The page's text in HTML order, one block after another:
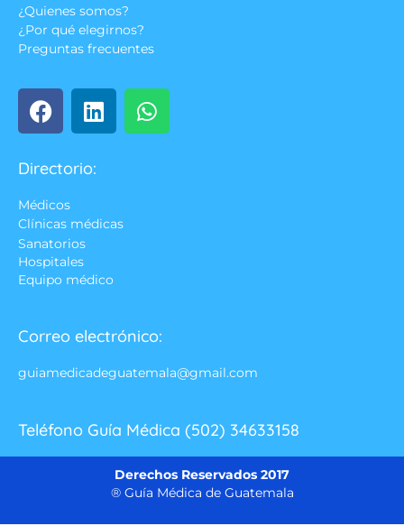
¿Quienes somos?
¿Por qué elegirnos?
Preguntas frecuentes
Directorio:
Médicos
Clínicas médicas
Sanatorios
Hospitales
Equipo médico
Correo electrónico:
guiamedicadeguatemala@gmail.com
Teléfono Guía Médica (502) 34633158
Derechos Reservados 2017
® Guía Médica de Guatemala